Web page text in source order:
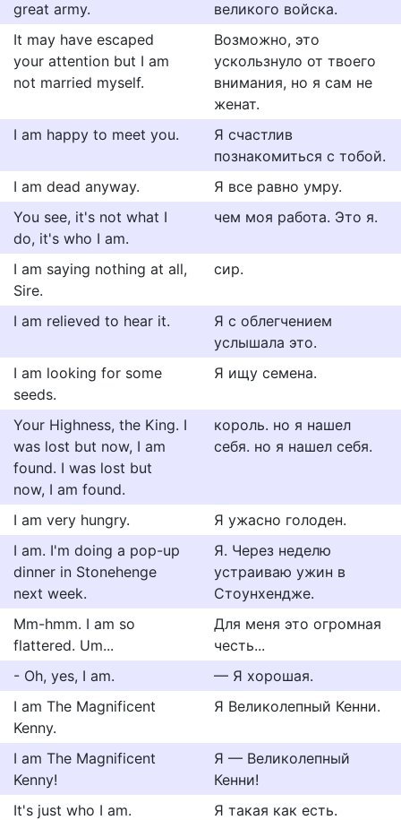
great army.
великого войска.
It may have escaped
your attention but I am
not married myself.
Возможно, это
ускользнуло от твоего
внимания, но я сам не
женат.
I am happy to meet you.
Я счастлив
познакомиться с тобой.
I am dead anyway.
Я все равно умру.
You see, it's not what I
do, it's who I am.
чем моя работа. Это я.
I am saying nothing at all,
Sire.
сир.
I am relieved to hear it.
Я с облегчением
услышала это.
I am looking for some
seeds.
Я ищу семена.
Your Highness, the King. I
was lost but now, I am
found. I was lost but
now, I am found.
король. но я нашел
себя. но я нашел себя.
I am very hungry.
Я ужасно голоден.
I am. I'm doing a pop-up
dinner in Stonehenge
next week.
Я. Через неделю
устраиваю ужин в
Стоунхендже.
Mm-hmm. I am so
flattered. Um...
Для меня это огромная
честь...
- Oh, yes, I am.
— Я хорошая.
I am The Magnificent
Kenny.
Я Великолепный Кенни.
I am The Magnificent
Kenny!
Я — Великолепный
Кенни!
It's just who I am.
Я такая как есть.